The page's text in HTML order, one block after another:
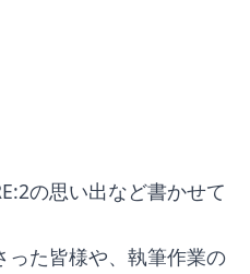
の思い出など書かせて
った皆様や、執筆作業の